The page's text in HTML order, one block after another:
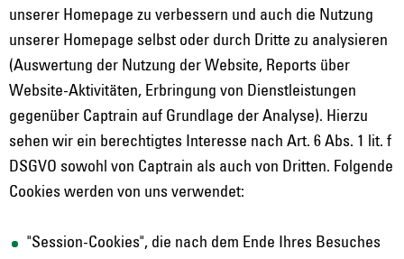
unserer Homepage zu verbessern und auch die Nutzung
unserer Homepage selbst oder durch Dritte zu analysieren
(Auswertung der Nutzung der Website, Reports über
Website-Aktivitäten, Erbringung von Dienstleistungen
gegenüber Captrain auf Grundlage der Analyse). Hierzu
sehen wir ein berechtigtes Interesse nach Art. 6 Abs. 1 lit. f
DSGVO sowohl von Captrain als auch von Dritten. Folgende
Cookies werden von uns verwendet:
"Session-Cookies", die nach dem Ende Ihres Besuches